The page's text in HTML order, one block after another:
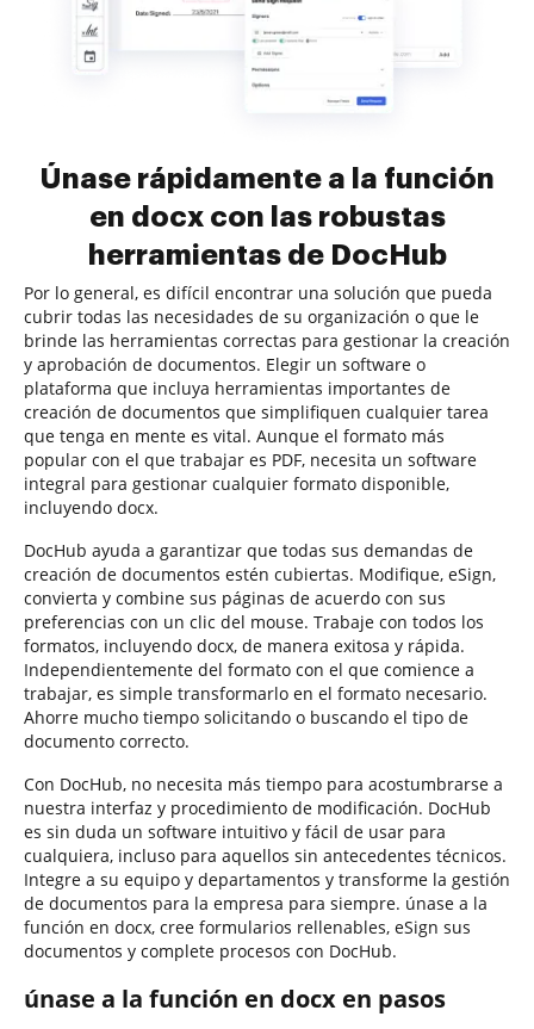
Únase rápidamente a la función
en docx con las robustas
herramientas de DocHub
Por lo general, es difícil encontrar una solución que pueda
cubrir todas las necesidades de su organización o que le
brinde las herramientas correctas para gestionar la creación
y aprobación de documentos. Elegir un software o
plataforma que incluya herramientas importantes de
creación de documentos que simplifiquen cualquier tarea
que tenga en mente es vital. Aunque el formato más
popular con el que trabajar es PDF, necesita un software
integral para gestionar cualquier formato disponible,
incluyendo docx.
DocHub ayuda a garantizar que todas sus demandas de
creación de documentos estén cubiertas. Modifique, eSign,
convierta y combine sus páginas de acuerdo con sus
preferencias con un clic del mouse. Trabaje con todos los
formatos, incluyendo docx, de manera exitosa y rápida.
Independientemente del formato con el que comience a
trabajar, es simple transformarlo en el formato necesario.
Ahorre mucho tiempo solicitando o buscando el tipo de
documento correcto.
Con DocHub, no necesita más tiempo para acostumbrarse a
nuestra interfaz y procedimiento de modificación. DocHub
es sin duda un software intuitivo y fácil de usar para
cualquiera, incluso para aquellos sin antecedentes técnicos.
Integre a su equipo y departamentos y transforme la gestión
de documentos para la empresa para siempre. únase a la
función en docx, cree formularios rellenables, eSign sus
documentos y complete procesos con DocHub.
únase a la función en docx en pasos